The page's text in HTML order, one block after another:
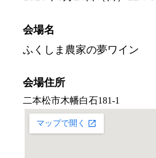
会場名
ふくしま農家の夢ワイン
会場住所